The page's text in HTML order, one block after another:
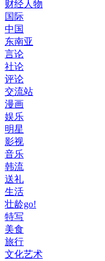
财经人物
国际
中国
东南亚
言论
社论
评论
交流站
漫画
娱乐
明星
影视
音乐
韩流
送礼
生活
壮龄go!
特写
美食
旅行
文化艺术